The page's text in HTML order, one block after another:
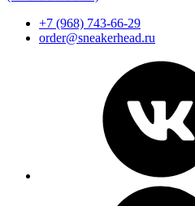
+7 (968) 743-66-29
order@sneakerhead.ru